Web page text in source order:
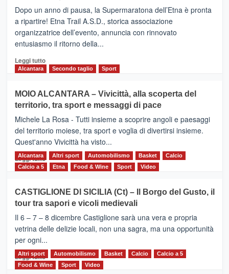
SuperMaratona
dell’Etna,
presentata
l’edizione
2026
Dopo un anno di pausa, la Supermaratona dell’Etna è pronta
a ripartire! Etna Trail A.S.D., storica associazione
organizzatrice dell’evento, annuncia con rinnovato
entusiasmo il ritorno della...
Leggi tuttoLeggi
Torna
la
Supermaratona
dell’Etna
Alcantara Secondo taglio Sport
MOIO ALCANTARA – Vivicittà, alla scoperta del
territorio, tra sport e messaggi di pace
Michele La Rosa - Tutti insieme a scoprire angoli e paesaggi
del territorio moiese, tra sport e voglia di divertirsi insieme.
Quest'anno Vivicittà ha visto...
Leggi tutto Leggi
MOIO
ALCANTARA
–
Vivicittà,
alla
scoperta
del
territorio,
Alcantara Altri sport Automobilismo Basket
Calcio
Calcio a 5
Etna Food & Wine Sport Video
CASTIGLIONE DI SICILIA (Ct) – Il Borgo del Gusto, il
tour tra sapori e vicoli medievali
Il 6 – 7 – 8 dicembre Castiglione sarà una vera e propria
vetrina delle delizie locali, non una sagra, ma una opportunità
per ogni...
Leggi tuttoLeggi
di
Altri sport Automobilismo Basket Calcio
Calcio a 5
Food & Wine
Sport Video